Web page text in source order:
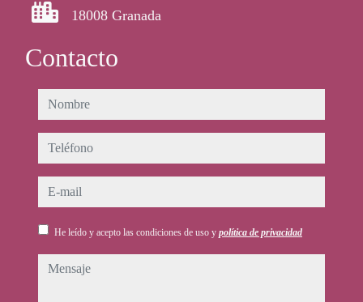
18008 Granada
Contacto
nombre
teléfono
e-mail
He leído y acepto las condiciones de uso y política de privacidad
mensaje